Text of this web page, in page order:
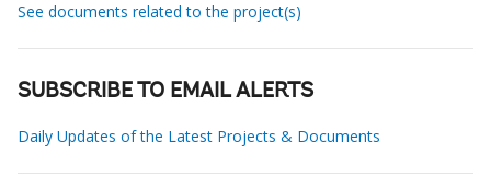
See documents related to the project(s)
SUBSCRIBE TO EMAIL ALERTS
Daily Updates of the Latest Projects & Documents